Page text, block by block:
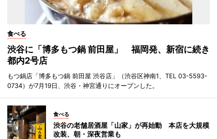
食べる
渋谷に「博多もつ鍋 前田屋」 福岡発、新宿に続き
都内2号店
もつ鍋店「博多もつ鍋 前田屋 渋谷店」（渋谷区神南1、TEL 03-5593-
0734）が7月19日、渋谷・神宮通りにオープンした。
食べる
渋谷の老舗居酒屋「山家」が再始動 本店を大規模
改装、朝・深夜営業も